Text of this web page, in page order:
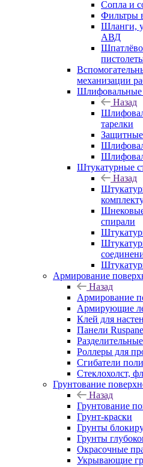
Сопла и
Фильтры
Шланги,
АВД
механизации
Назад
тарелки
Штукатурные
Назад
спирали
Армирование
Назад
Армирование
Армирующие
Клей для
Панели
Роллеры для
Сгибатели
Стеклохолст,
Грунтование
Назад
Грунтование
Грунт-краски
Грунты
Грунты
Окрасочные
Укрывающие